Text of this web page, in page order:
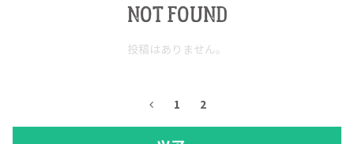
NOT FOUND
投稿はありません。
1 2